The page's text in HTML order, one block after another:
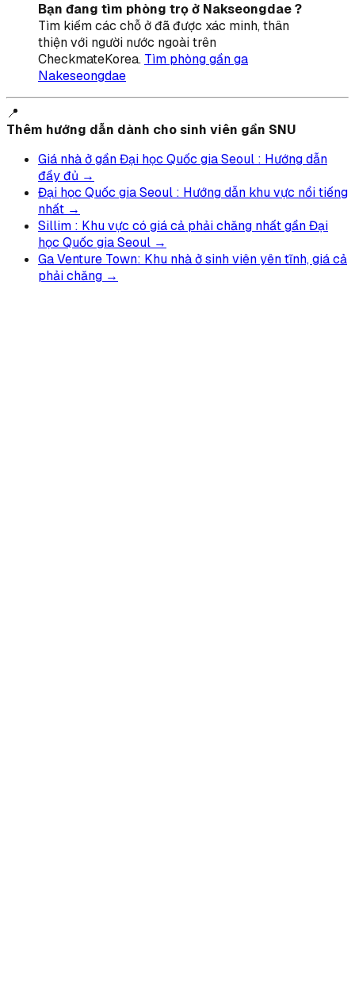
Bạn đang tìm phòng trọ ở Nakseongdae ?
Tìm kiếm các chỗ ở đã được xác minh, thân
thiện với người nước ngoài trên
CheckmateKorea. Tìm phòng gần ga
Nakeseongdae
📍
Thêm hướng dẫn dành cho sinh viên gần SNU
Giá nhà ở gần Đại học Quốc gia Seoul : Hướng dẫn
đầy đủ →
Đại học Quốc gia Seoul : Hướng dẫn khu vực nổi tiếng
nhất →
Sillim : Khu vực có giá cả phải chăng nhất gần Đại
học Quốc gia Seoul →
Ga Venture Town: Khu nhà ở sinh viên yên tĩnh, giá cả
phải chăng →